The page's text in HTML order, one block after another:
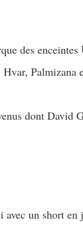
des enceintes
dont David
un short en